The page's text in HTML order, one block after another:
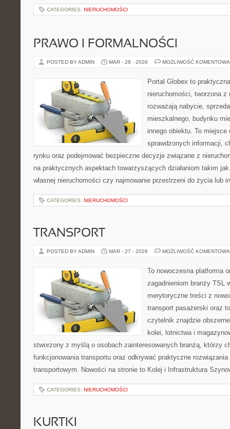
CATEGORIES: NIERUCHOMOŚCI
PRAWO I FORMALNOŚCI
POSTED BY ADMIN MAR - 28 - 2026 MOŻLIWOŚĆ
Portal Globex to
nieruchomości, tworzona
rozważają nabycie,
mieszkalnego, budynku
innego obiektu. To
sprawdzonych informacji,
rynku oraz podejmować bezpieczne decyzje związane z
na praktycznych aspektach towarzyszących działaniom takim
własnej nieruchomości czy najmowanie przestrzeni do życia lub
CATEGORIES: NIERUCHOMOŚCI
TRANSPORT
POSTED BY ADMIN MAR - 27 - 2026 MOŻLIWOŚĆ
To nowoczesna platforma
zagadnieniom branży TSL
merytoryczne treści z
transport pasażerski oraz
czytelnik znajdzie
kolei, lotnictwa i
stworzony z myślą o osobach zainteresowanych branżą, którzy
funkcjonowania transportu oraz odkrywać praktyczne
transportowym. Nowości na stronie to Kolej i Infrastruktura
CATEGORIES: NIERUCHOMOŚCI
KURTKI